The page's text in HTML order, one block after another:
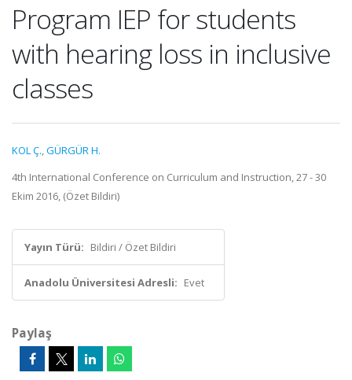
Program IEP for students
with hearing loss in inclusive
classes
KOL Ç.,GÜRGÜR H.
4th International Conference on Curriculum and Instruction, 27 - 30
Ekim 2016, (Özet Bildiri)
Yayın Türü: Bildiri / Özet Bildiri
Anadolu Üniversitesi Adresli: Evet
Paylaş